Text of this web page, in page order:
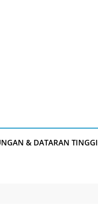
& DATARAN TINGGI